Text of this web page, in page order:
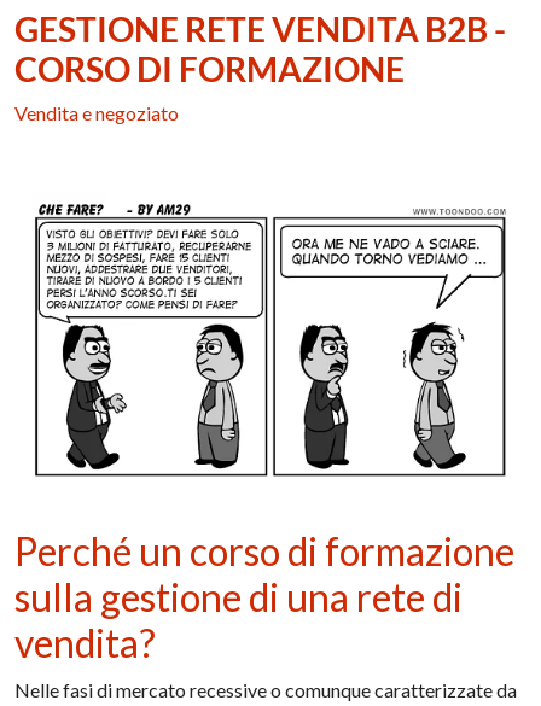
GESTIONE RETE VENDITA B2B -
CORSO DI FORMAZIONE
Vendita e negoziato
Perché un corso di formazione
sulla gestione di una rete di
vendita?
Nelle fasi di mercato recessive o comunque caratterizzate da